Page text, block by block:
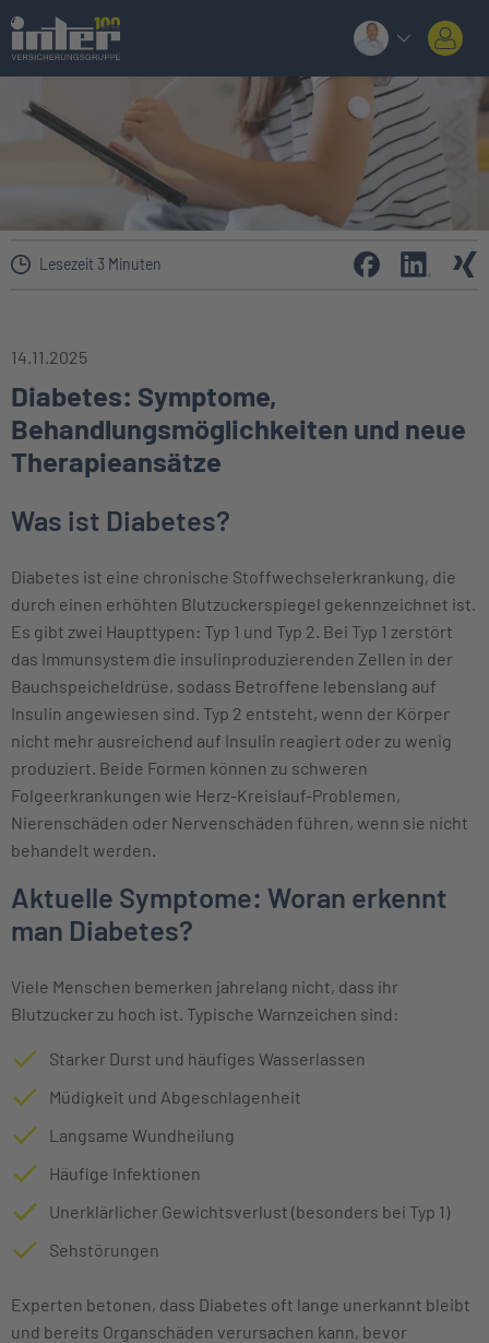
Lesezeit 3 Minuten
14.11.2025
Diabetes: Symptome,
Behandlungsmöglichkeiten und neue
Therapieansätze
Was ist Diabetes?
Diabetes ist eine chronische Stoffwechselerkrankung, die
durch einen erhöhten Blutzuckerspiegel gekennzeichnet ist.
Es gibt zwei Haupttypen: Typ 1 und Typ 2. Bei Typ 1 zerstört
das Immunsystem die insulinproduzierenden Zellen in der
Bauchspeicheldrüse, sodass Betroffene lebenslang auf
Insulin angewiesen sind. Typ 2 entsteht, wenn der Körper
nicht mehr ausreichend auf Insulin reagiert oder zu wenig
produziert. Beide Formen können zu schweren
Folgeerkrankungen wie Herz-Kreislauf-Problemen,
Nierenschäden oder Nervenschäden führen, wenn sie nicht
behandelt werden.
Aktuelle Symptome: Woran erkennt
man Diabetes?
Viele Menschen bemerken jahrelang nicht, dass ihr
Blutzucker zu hoch ist. Typische Warnzeichen sind:
Starker Durst und häufiges Wasserlassen
Müdigkeit und Abgeschlagenheit
Langsame Wundheilung
Häufige Infektionen
Unerklärlicher Gewichtsverlust (besonders bei Typ 1)
Sehstörungen
Experten betonen, dass Diabetes oft lange unerkannt bleibt
und bereits Organschäden verursachen kann, bevor